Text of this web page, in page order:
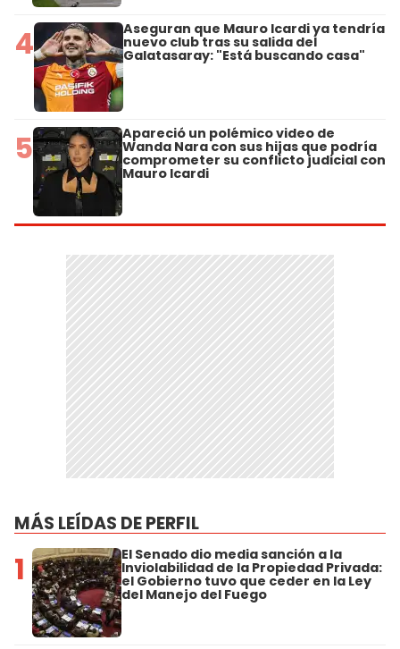
4 Aseguran que Mauro Icardi ya tendría
nuevo club tras su salida del
Galatasaray: "Está buscando casa"
5 Apareció un polémico video de
Wanda Nara con sus hijas que podría
comprometer su conflicto judicial con
Mauro Icardi
MÁS LEÍDAS DE PERFIL
1 El Senado dio media sanción a la
Inviolabilidad de la Propiedad Privada:
el Gobierno tuvo que ceder en la Ley
del Manejo del Fuego